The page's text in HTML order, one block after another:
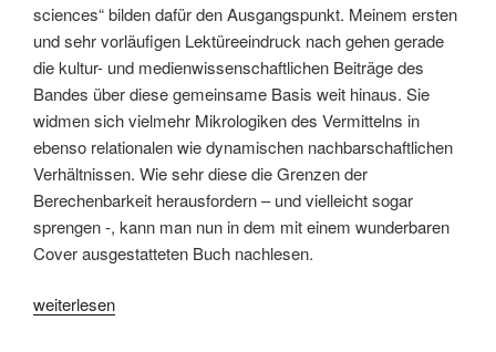
sciences“ bilden dafür den Ausgangspunkt. Meinem ersten
und sehr vorläufigen Lektüreeindruck nach gehen gerade
die kultur- und medienwissenschaftlichen Beiträge des
Bandes über diese gemeinsame Basis weit hinaus. Sie
widmen sich vielmehr Mikrologiken des Vermittelns in
ebenso relationalen wie dynamischen nachbarschaftlichen
Verhältnissen. Wie sehr diese die Grenzen der
Berechenbarkeit herausfordern – und vielleicht sogar
sprengen -, kann man nun in dem mit einem wunderbaren
Cover ausgestatteten Buch nachlesen.
„Neighborhood
weiterlesen